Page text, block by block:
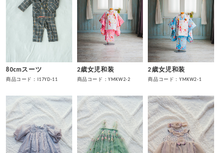
80cmスーツ
商品コード：I17YD-11
2歳女児和装
商品コード：YMKW2-2
2歳女児和装
商品コード：YMKW2-1